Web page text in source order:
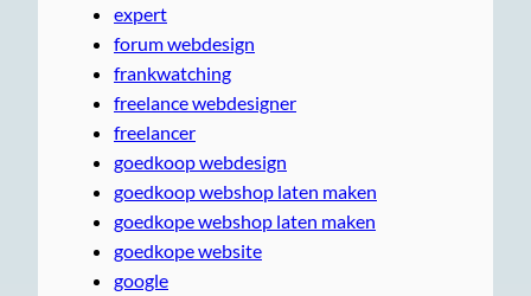
expert
forum webdesign
frankwatching
freelance webdesigner
freelancer
goedkoop webdesign
goedkoop webshop laten maken
goedkope webshop laten maken
goedkope website
google